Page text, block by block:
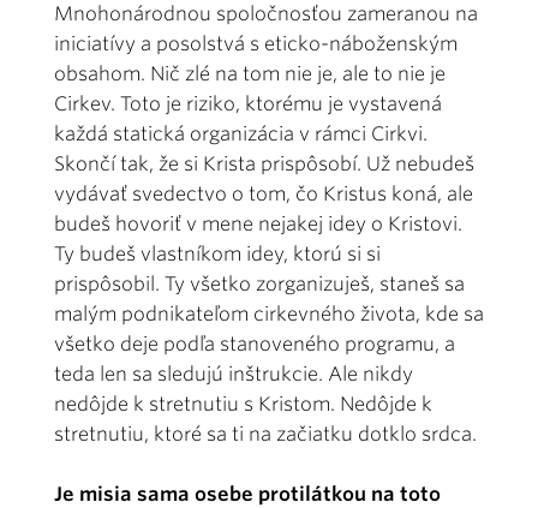
Mnohonárodnou spoločnosťou zameranou na
iniciatívy a posolstvá s eticko-náboženským
obsahom. Nič zlé na tom nie je, ale to nie je
Cirkev. Toto je riziko, ktorému je vystavená
každá statická organizácia v rámci Cirkvi.
Skončí tak, že si Krista prispôsobí. Už nebudeš
vydávať svedectvo o tom, čo Kristus koná, ale
budeš hovoriť v mene nejakej idey o Kristovi.
Ty budeš vlastníkom idey, ktorú si si
prispôsobil. Ty všetko zorganizuješ, staneš sa
malým podnikateľom cirkevného života, kde sa
všetko deje podľa stanoveného programu, a
teda len sa sledujú inštrukcie. Ale nikdy
nedôjde k stretnutiu s Kristom. Nedôjde k
stretnutiu, ktoré sa ti na začiatku dotklo srdca.
Je misia sama osebe protilátkou na toto